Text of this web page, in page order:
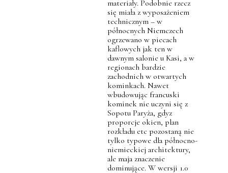
materiały. Podobnie rzecz
się miała z wyposażeniem
technicznym – w
północnych Niemczech
ogrzewano w piecach
kaflowych jak ten w
dawnym salonie u Kasi, a w
regionach bardzie
zachodnich w otwartych
kominkach. Nawet
wbudowując francuski
kominek nie uczyni się z
Sopotu Paryża, gdyz
proporcje okien, plan
rozkładu etc pozostaną nie
tylko typowe dla północno-
niemieckiej architektury,
ale maja znaczenie
dominujące. W wersji 1.0